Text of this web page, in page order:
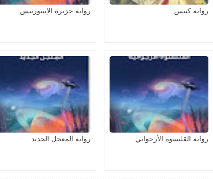
رواية كيبس رواية جزيرة الإيبيورنيس
رواية القلنسوة الأرجواني رواية المعجل الجديد